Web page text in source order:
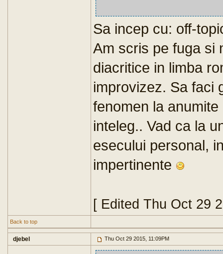
Sa incep cu: off-
Am scris pe fuga si
diacritice in limba
improvizez. Sa faci
fenomen la
inteleg.. Vad ca la
esecului personal,
impertinente
[ Edited Thu Oct 29
Back to top
djebel Thu Oct 29 2015, 11:09PM